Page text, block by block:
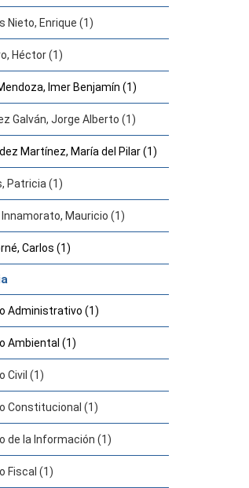
Nieto, Enrique (1)
Héctor (1)
Imer Benjamín (1)
Galván, Jorge Alberto (1)
Martínez, María del Pilar (1)
Patricia (1)
Innamorato, Mauricio (1)
Carlos (1)
Administrativo (1)
Ambiental (1)
Civil (1)
Constitucional (1)
de la Información (1)
Fiscal (1)